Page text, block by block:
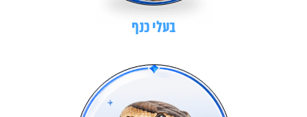
בעלי כנף